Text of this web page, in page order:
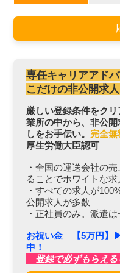
専任キャリアアド
こだけの非公開求
厳しい登録条件をク
業所の中から、非公
しをお手伝い。 完全無
厚生労働大臣認可
・全国の運送会社の
ることでホワイトな
・すべての求人が
公開求人が多数
・正社員のみ。派遣
お祝い金 【5万円】
中！
登録で必ずもらえ